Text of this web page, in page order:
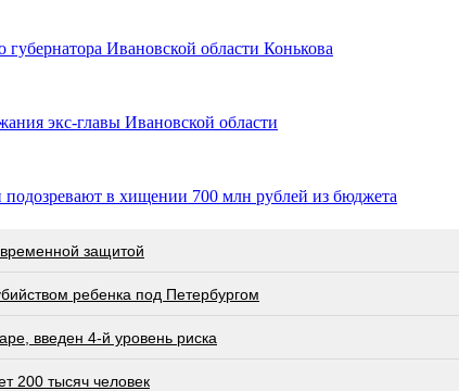
Ивановской области Конькова
экс-главы Ивановской области
подозревают в хищении 700 млн рублей из бюджета
защитой
ребенка под Петербургом
введен 4-й уровень риска
200 тысяч человек